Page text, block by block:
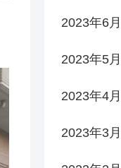
2023年6月
2023年5月
2023年4月
2023年3月